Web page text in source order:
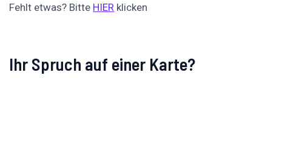
Fehlt etwas? Bitte HIER klicken
Ihr Spruch auf einer Karte?